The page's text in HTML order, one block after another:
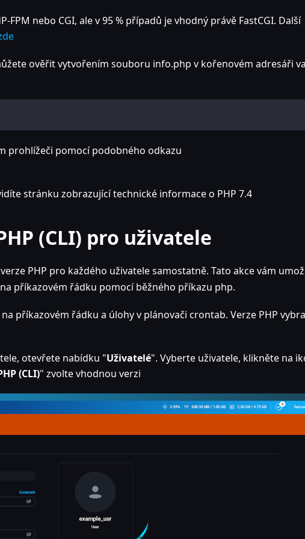
FPM nebo CGI, ale v 95 % případů je vhodný právě FastCGI. Další
ověřit vytvořením souboru info.php v kořenovém adresáři
prohlížeči pomocí podobného odkazu
stránku zobrazující technické informace o PHP 7.4
(CLI) pro uživatele
PHP pro každého uživatele samostatně. Tato akce vám
příkazovém řádku pomocí běžného příkazu php.
příkazovém řádku a úlohy v plánovači crontab. Verze PHP
otevřete nabídku "Uživatelé". Vyberte uživatele, klikněte na
(CLI)" zvolte vhodnou verzi